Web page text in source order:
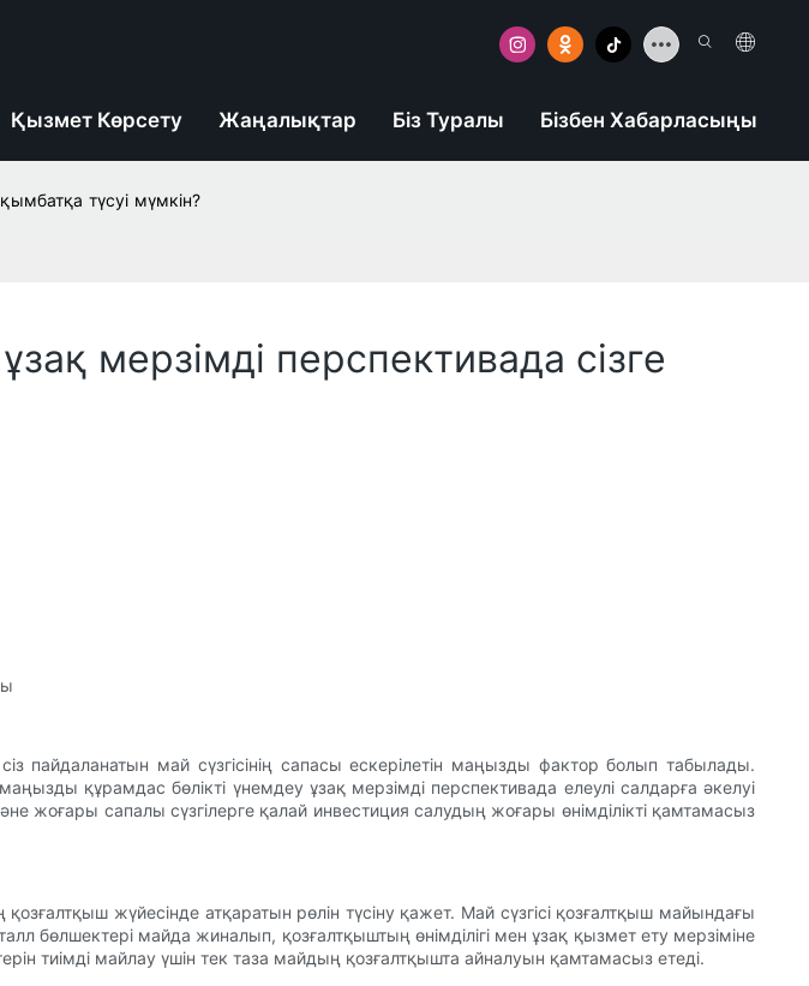
Қызмет Көрсету Жаңалықтар Біз Туралы Бізбен Хабарласыңы
түсуі мүмкін?
мерзімді перспективада сізге
пайдаланатын май сүзгісінің сапасы ескерілетін маңызды фактор болып табылады.
құрамдас бөлікті үнемдеу ұзақ мерзімді перспективада елеулі салдарға әкелуі
жоғары сапалы сүзгілерге қалай инвестиция салудың жоғары өнімділікті қамтамасыз
жүйесінде атқаратын рөлін түсіну қажет. Май сүзгісі қозғалтқыш майындағы
бөлшектері майда жиналып, қозғалтқыштың өнімділігі мен ұзақ қызмет ету мерзіміне
тиімді майлау үшін тек таза майдың қозғалтқышта айналуын қамтамасыз етеді.